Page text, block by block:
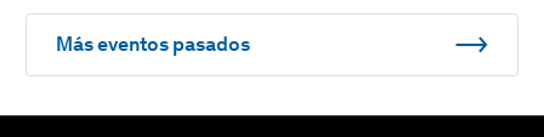
Más eventos pasados